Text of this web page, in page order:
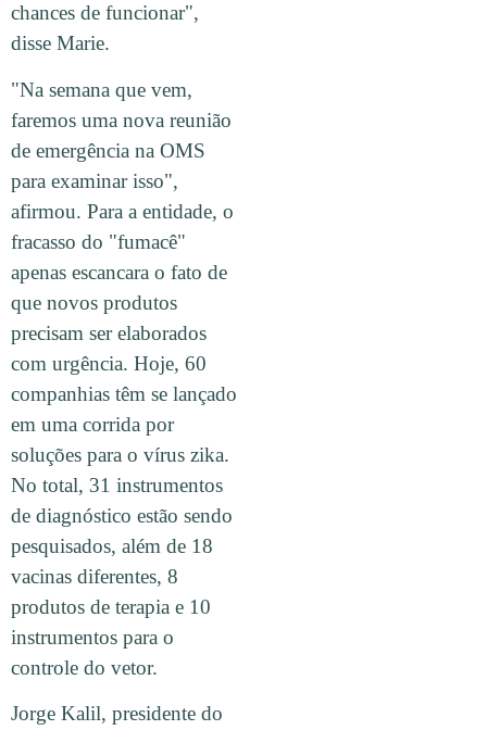
chances de funcionar",
disse Marie.
"Na semana que vem,
faremos uma nova reunião
de emergência na OMS
para examinar isso",
afirmou. Para a entidade, o
fracasso do "fumacê"
apenas escancara o fato de
que novos produtos
precisam ser elaborados
com urgência. Hoje, 60
companhias têm se lançado
em uma corrida por
soluções para o vírus zika.
No total, 31 instrumentos
de diagnóstico estão sendo
pesquisados, além de 18
vacinas diferentes, 8
produtos de terapia e 10
instrumentos para o
controle do vetor.
Jorge Kalil, presidente do